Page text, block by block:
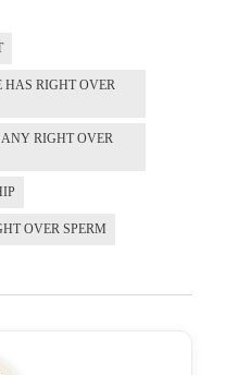
HAS RIGHT OVER
ANY RIGHT OVER
OVER SPERM